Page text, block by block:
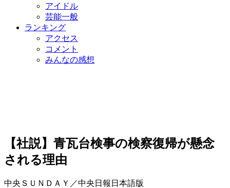
アイドル
芸能一般
ランキング
アクセス
コメント
みんなの感想
【社説】青瓦台検事の検察復帰が懸念
される理由
中央ＳＵＮＤＡＹ／中央日報日本語版